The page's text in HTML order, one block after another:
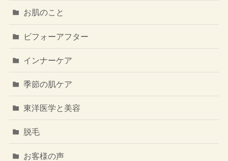
お肌のこと
ビフォーアフター
インナーケア
季節の肌ケア
東洋医学と美容
脱毛
お客様の声